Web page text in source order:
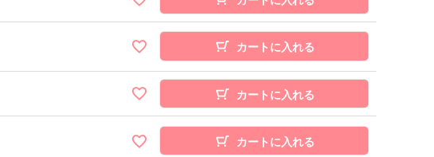
カートに入れる
カートに入れる
カートに入れる